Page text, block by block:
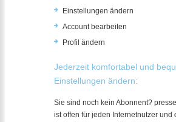
Einstellungen ändern
Account bearbeiten
Profil ändern
Jederzeit komfortabel und
Einstellungen ändern:
Sie sind noch kein Abonnent?
ist offen für jeden Internetnutzer und